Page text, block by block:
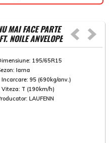
MAI FACE PARTE
NOILE ANVELOPE
195/65R15
Iarna
Incarcare: 95 (690kg/anv.)
Viteza: T (190km/h)
LAUFENN